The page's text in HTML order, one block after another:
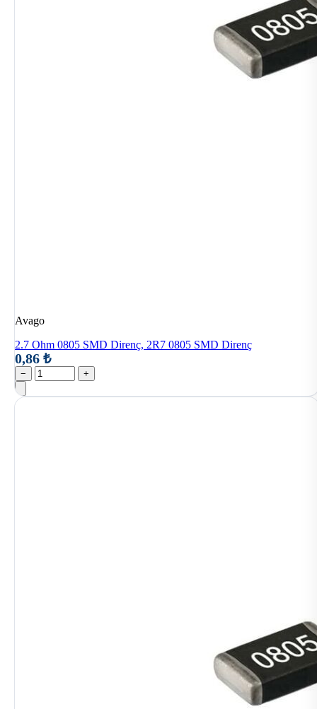
Avago
2.7 Ohm 0805 SMD Direnç, 2R7 0805 SMD Direnç
0,86 ₺
− +